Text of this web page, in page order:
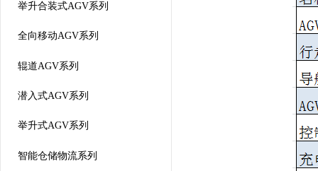
举升合装式AGV系列
全向移动AGV系列
辊道AGV系列
潜入式AGV系列
举升式AGV系列
智能仓储物流系列